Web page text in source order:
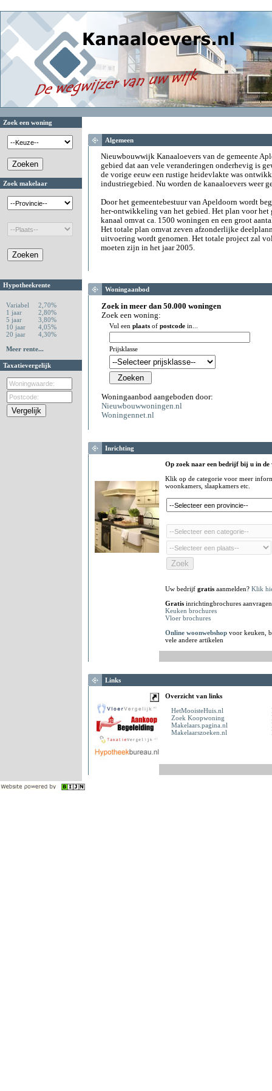
Zoek een woning
Zoek makelaar
Hypotheekrente
Variabel
2,70%
1 jaar
2,80%
5 jaar
3,80%
10 jaar
4,05%
20 jaar
4,30%
Meer rente...
Taxatievergelijk
Algemeen
Nieuwbouwwijk Kanaaloevers van de gemeente
gebied dat aan vele veranderingen onderhevig is
de vorige eeuw een rustige heidevlakte was
industriegebied. Nu worden de kanaaloevers weer
Door het gemeentebestuur van Apeldoorn wordt
her-ontwikkeling van het gebied. Het plan voor het
kanaal omvat ca. 1500 woningen en een groot
Het totale plan omvat zeven afzonderlijke
uitvoering wordt genomen. Het totale project zal
moeten zijn in het jaar 2005.
Woningaanbod
Zoek in meer dan 50.000 woningen
Zoek een woning:
Vul een plaats of postcode in...
Prijsklasse
Woningaanbod aangeboden door:
Nieuwbouwwoningen.nl
Woningennet.nl
Inrichting
Op zoek naar een bedrijf bij u in
Klik op de categorie voor meer
woonkamers, slaapkamers etc.
Uw bedrijf gratis aanmelden? Klik
Gratis inrichtingbrochures
Keuken brochures
Vloer brochures
Online woonwebshop voor keuken,
vele andere artikelen
Links
Overzicht van links
HetMooisteHuis.nl
Zoek Koopwoning
Makelaars.pagina.nl
Makelaarszoeken.nl